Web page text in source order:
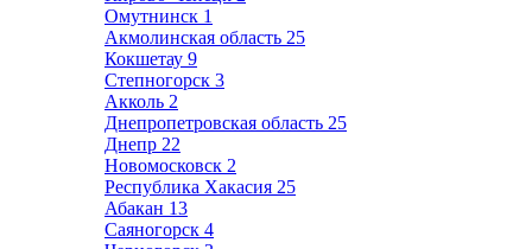
Омутнинск 1
Акмолинская область 25
Кокшетау 9
Степногорск 3
Акколь 2
Днепропетровская область 25
Днепр 22
Новомосковск 2
Республика Хакасия 25
Абакан 13
Саяногорск 4